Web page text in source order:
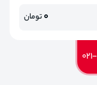
0تومان